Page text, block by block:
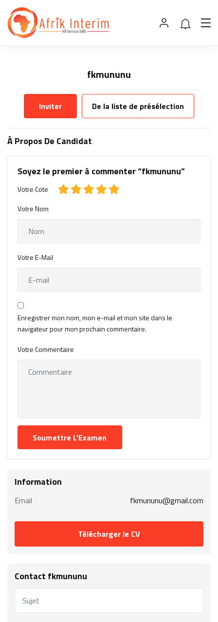
fkmununu
Inviter De la liste de présélection
À Propos De Candidat
Soyez le premier à commenter “fkmununu”
Votre Cote
Votre Nom
Votre E-Mail
Enregistrer mon nom, mon e-mail et mon site dans le
navigateur pour mon prochain commentaire.
Votre Commentaire
Information
Email fkmununu@gmail.com
Télécharger le CV
Contact fkmununu